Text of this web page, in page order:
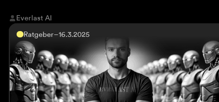
Everlast AI
Ratgeber–16.3.2025